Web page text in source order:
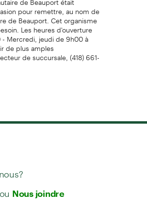
pour remettre, au nom de
de Beauport. Cet organisme
Les heures d'ouverture
Mercredi, jeudi de 9h00 à
de plus amples
de succursale, (418) 661-
Nous joindre